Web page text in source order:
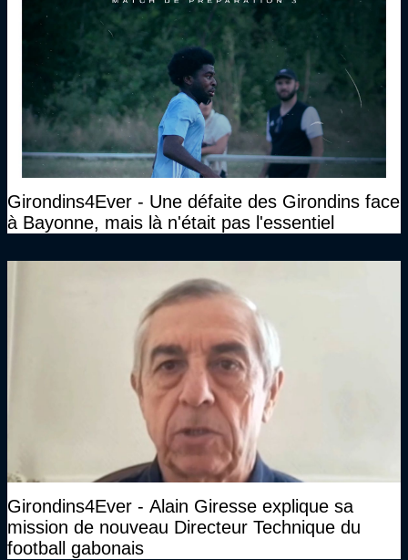
Girondins4Ever - Une défaite des Girondins face
à Bayonne, mais là n'était pas l'essentiel
Girondins4Ever - Alain Giresse explique sa
mission de nouveau Directeur Technique du
football gabonais